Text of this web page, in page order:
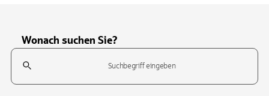
Wonach suchen Sie?
Suchfeld